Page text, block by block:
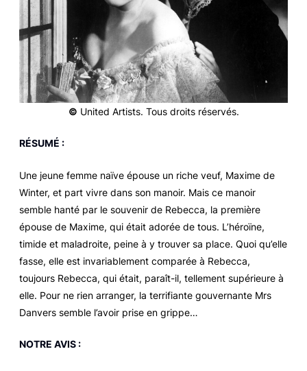
© United Artists. Tous droits réservés.
RÉSUMÉ :
Une jeune femme naïve épouse un riche veuf, Maxime de
Winter, et part vivre dans son manoir. Mais ce manoir
semble hanté par le souvenir de Rebecca, la première
épouse de Maxime, qui était adorée de tous. L’héroïne,
timide et maladroite, peine à y trouver sa place. Quoi qu’elle
fasse, elle est invariablement comparée à Rebecca,
toujours Rebecca, qui était, paraît-il, tellement supérieure à
elle. Pour ne rien arranger, la terrifiante gouvernante Mrs
Danvers semble l’avoir prise en grippe…
NOTRE AVIS :